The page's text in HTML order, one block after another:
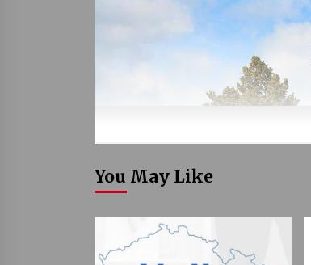
You May Like